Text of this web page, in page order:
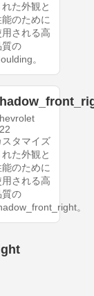
れた外観と
能のために
用される高
質の
。
スタマイズ
れた外観と
能のために
用される高
質の
。